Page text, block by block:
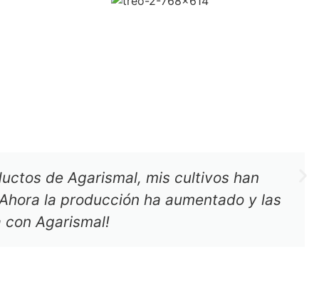
de Agarismal, mis cultivos han
la producción ha aumentado y las
con Agarismal!